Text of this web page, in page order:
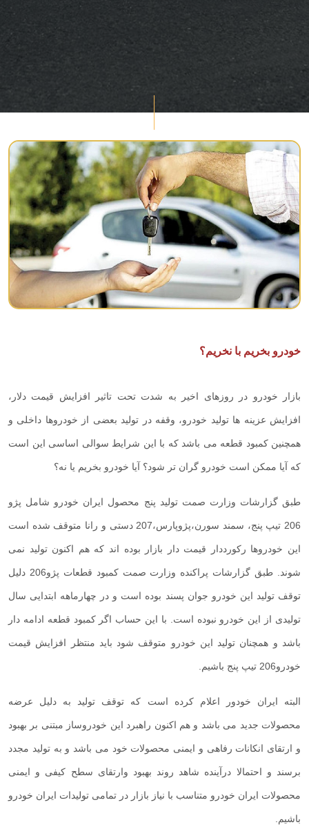
خودرو بخریم با نخریم؟
بازار خودرو در روزهای اخیر به شدت تحت تاثیر افزایش قیمت دلار،
افزایش عزینه ها تولید خودرو، وقفه در تولید بعضی از خودروها داخلی و
همچنین کمبود قطعه می باشد که با این شرایط سوالی اساسی این است
که آیا ممکن است خودرو گران تر شود؟ آیا خودرو بخریم یا نه؟
طبق گزارشات وزارت صمت تولید پنج محصول ایران خودرو شامل پژو
206 تیپ پنج، سمند سورن،پژوپارس،207 دستی و رانا متوقف شده است
این خودروها رکورددار قیمت دار بازار بوده اند که هم اکنون تولید نمی
شوند. طبق گزارشات پراکنده وزارت صمت کمبود قطعات پژو206 دلیل
توقف تولید این خودرو جوان پسند بوده است و در چهارماهه ابتدایی سال
تولیدی از این خودرو نبوده است. با این حساب اگر کمبود قطعه ادامه دار
باشد و همچنان تولید این خودرو متوقف شود باید منتظر افزایش قیمت
خودرو206 تیپ پنج باشیم.
البته ایران خودور اعلام کرده است که توقف تولید به دلیل عرضه
محصولات جدید می باشد و هم اکنون راهبرد این خودروساز مبتنی بر بهبود
و ارتقای انکانات رفاهی و ایمنی محصولات خود می باشد و به تولید مجدد
برسند و احتمالا درآینده شاهد روند بهبود وارتقای سطح کیفی و ایمنی
محصولات ایران خودرو متناسب با نیاز بازار در تمامی تولیدات ایران خودرو
باشیم.